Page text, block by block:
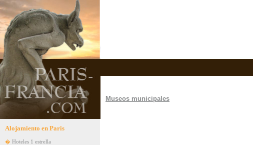
Alojamiento en Paris
� Hoteles 1 estrella
Museos municipales